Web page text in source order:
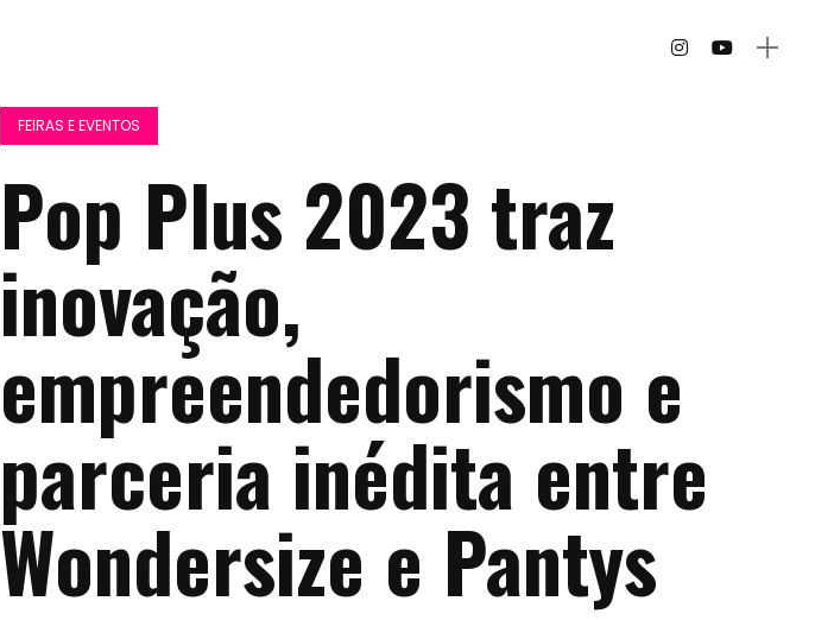
FEIRAS E EVENTOS
Pop Plus 2023 traz
inovação,
empreendedorismo e
parceria inédita entre
Wondersize e Pantys